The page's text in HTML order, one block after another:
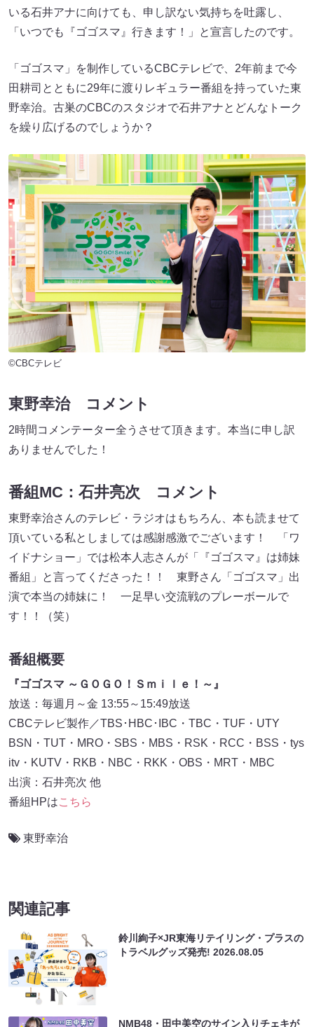
いる石井アナに向けても、申し訳ない気持ちを吐露し、
「いつでも『ゴゴスマ』行きます！」と宣言したのです。
「ゴゴスマ」を制作しているCBCテレビで、2年前まで今
田耕司とともに29年に渡りレギュラー番組を持っていた東
野幸治。古巣のCBCのスタジオで石井アナとどんなトーク
を繰り広げるのでしょうか？
©CBCテレビ
東野幸治 コメント
2時間コメンテーター全うさせて頂きます。本当に申し訳
ありませんでした！
番組MC：石井亮次 コメント
東野幸治さんのテレビ・ラジオはもちろん、本も読ませて
頂いている私としましては感謝感激でございます！ 「ワ
イドナショー」では松本人志さんが「『ゴゴスマ』は姉妹
番組」と言ってくださった！！ 東野さん「ゴゴスマ」出
演で本当の姉妹に！ 一足早い交流戦のプレーボールで
す！！（笑）
番組概要
『ゴゴスマ ～ＧＯＧＯ！Ｓｍｉｌｅ！～』
放送：毎週月～金 13:55～15:49放送
CBCテレビ製作／TBS･HBC･IBC・TBC・TUF・UTY
BSN・TUT・MRO・SBS・MBS・RSK・RCC・BSS・tys
itv・KUTV・RKB・NBC・RKK・OBS・MRT・MBC
出演：石井亮次 他
番組HPはこちら
東野幸治
関連記事
鈴川絢子×JR東海リテイリング・プラスの
トラベルグッズ発売!2026.08.05
NMB48・田中美空のサイン入りチェキが